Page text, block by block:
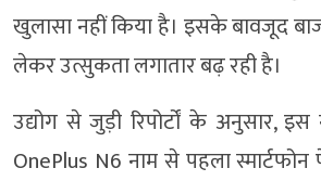
खुलासा नहीं किया है। इसके बावजूद
लेकर उत्सुकता लगातार बढ़ रही है।
उद्योग से जुड़ी रिपोर्टों के अनुसार,
OnePlus N6 नाम से पहला